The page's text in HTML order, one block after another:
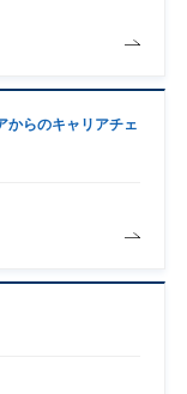
からのキャリアチェ